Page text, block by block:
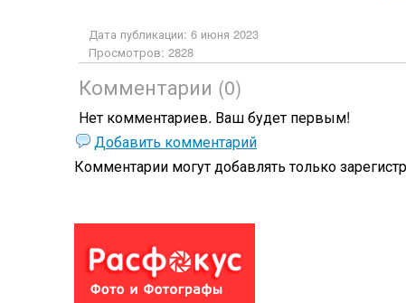
Дата публикации: 6 июня 2023
Просмотров: 2828
Комментарии (0)
Нет комментариев. Ваш будет первым!
Добавить комментарий
Комментарии могут добавлять только